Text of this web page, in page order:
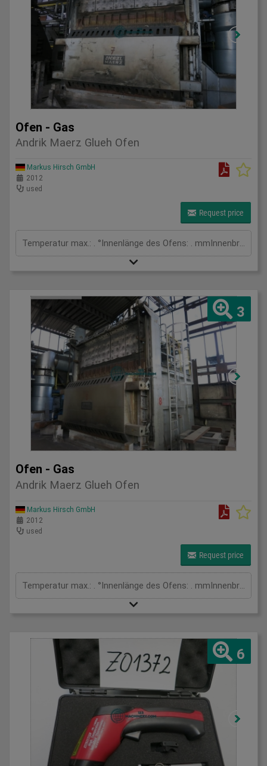
Ofen - Gas
Andrik Maerz Glueh Ofen
Markus Hirsch GmbH
2012
used
Request price
Temperatur max.: . °Innenlänge des Ofens: . mmInnenbreite des Ofens: . mmInnenhöhe des Ofens: . mmGesamtleistungsbedarf: kWMaschinengewicht ca.: t
3
Ofen - Gas
Andrik Maerz Glueh Ofen
Markus Hirsch GmbH
2012
used
Request price
Temperatur max.: . °Innenlänge des Ofens: . mmInnenbreite des Ofens: . mmInnenhöhe des Ofens: . mmGesamtleistungsbedarf: kWMaschinengewicht ca.: t
6